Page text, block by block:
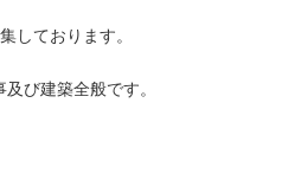
しております。
び建築全般です。